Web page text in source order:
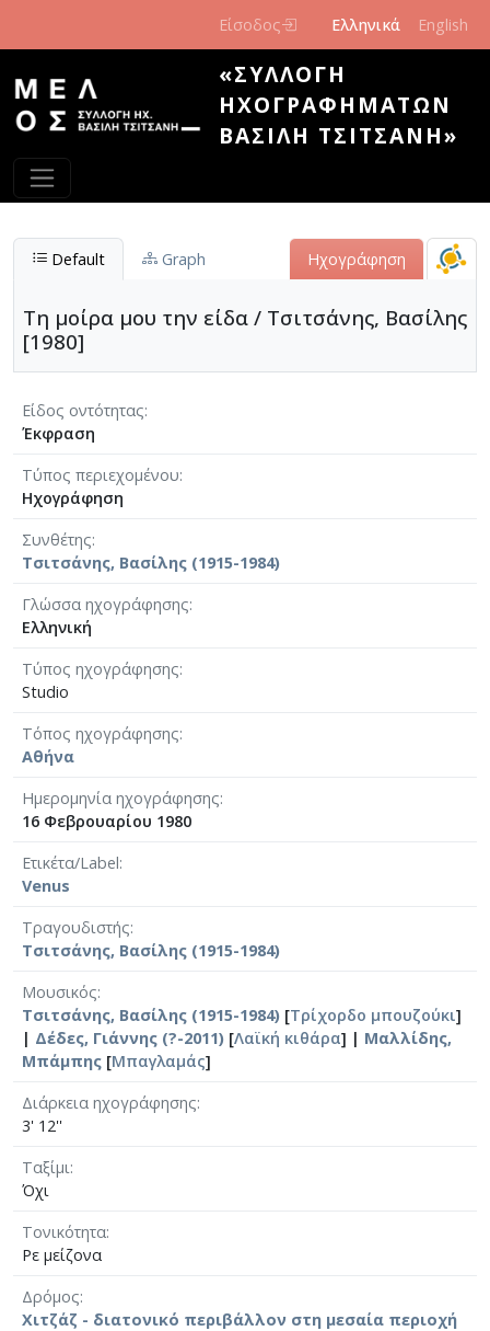
Είσοδος Ελληνικά English
«ΣΥΛΛΟΓΉ
ΗΧΟΓΡΑΦΗΜΆΤΩΝ
ΒΑΣΊΛΗ ΤΣΙΤΣΆΝΗ»
Default Graph Ηχογράφηση
Τη μοίρα μου την είδα / Τσιτσάνης, Βασίλης
[1980]
Είδος οντότητας
Έκφραση
Τύπος περιεχομένου
Ηχογράφηση
Συνθέτης
Τσιτσάνης, Βασίλης (1915-1984)
Γλώσσα ηχογράφησης
Ελληνική
Τύπος ηχογράφησης
Studio
Τόπος ηχογράφησης
Αθήνα
Ημερομηνία ηχογράφησης
16 Φεβρουαρίου 1980
Ετικέτα/Label
Venus
Τραγουδιστής
Τσιτσάνης, Βασίλης (1915-1984)
Μουσικός
Τσιτσάνης, Βασίλης (1915-1984) [Τρίχορδο μπουζούκι]
| Δέδες, Γιάννης (?-2011) [Λαϊκή κιθάρα] | Μαλλίδης,
Μπάμπης [Μπαγλαμάς]
Διάρκεια ηχογράφησης
3' 12''
Ταξίμι
Όχι
Τονικότητα
Ρε μείζονα
Δρόμος
Χιτζάζ - διατονικό περιβάλλον στη μεσαία περιοχή